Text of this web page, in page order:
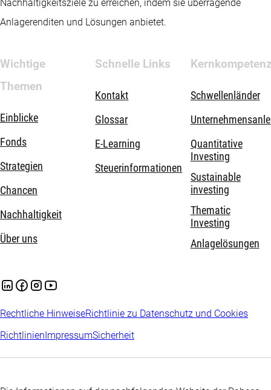
Nachhaltigkeitsziele zu erreichen, indem sie überragende
Anlagerenditen und Lösungen anbietet.
Wichtige
Themen
Einblicke
Fonds
Strategien
Chancen
Nachhaltigkeit
Über uns
Schnelle Links
Kontakt
Glossar
E-Learning
Steuerinformationen
Schwellenländer
Quantitative
Investing
Sustainable
investing
Thematic
Investing
Anlagelösungen
Rechtliche HinweiseRichtlinie zu Datenschutz und Cookies
Richtlinien ImpressumSicherheit